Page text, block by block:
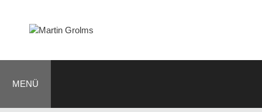
springen
MENÜ